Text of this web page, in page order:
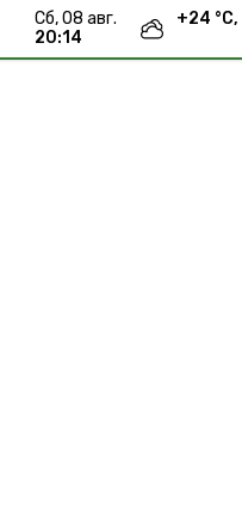
сб, 08 авг.
20:14
+24 °С,